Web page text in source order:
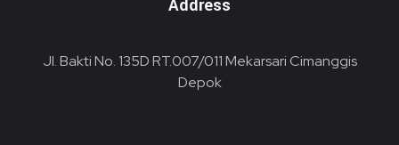
Address
Jl. Bakti No. 135D RT.007/011 Mekarsari Cimanggis
Depok